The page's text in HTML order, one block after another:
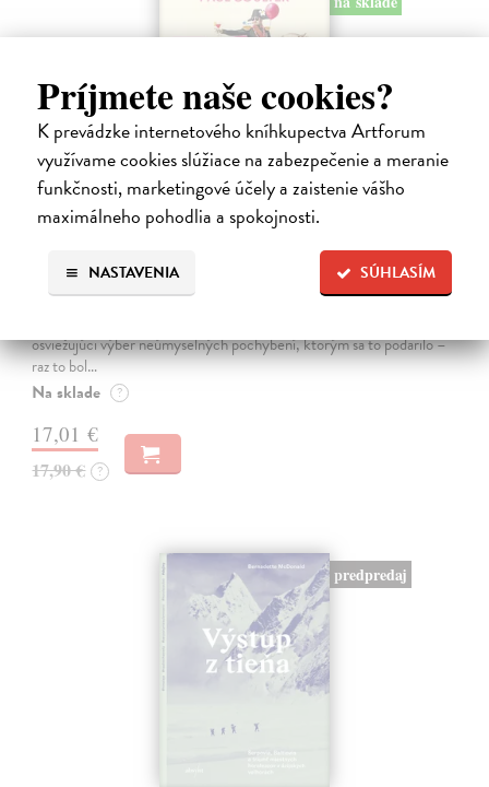
Príjmete naše cookies?
K prevádzke internetového kníhkupectva Artforum
využívame cookies slúžiace na zabezpečenie a meranie
funkčnosti, marketingové účely a zaistenie vášho
maximálneho pohodlia a spokojnosti.
SÚHLASÍM
NASTAVENIA
10 omylov, ktoré zmenili dejiny
Coulter Paul| Kniha
Všetci robíme chyby, no len málokto svojím prešľapom zmení chod
osviežujúci výber neúmyselných pochybení, ktorým sa to podarilo –
raz to bol…
Na sklade ?
17,01 €
17,90 € ?
predpredaj